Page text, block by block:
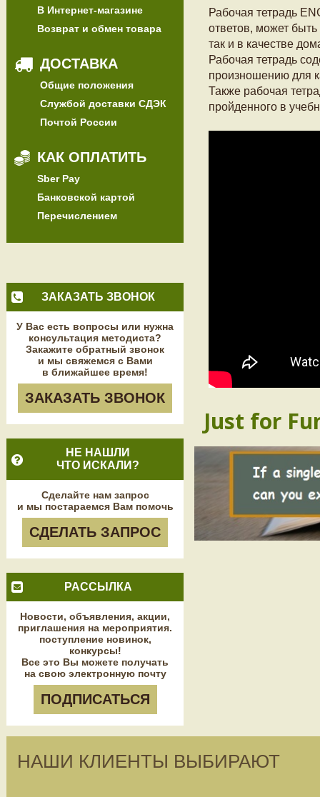
В Интернет-магазине
Возврат и обмен товара
ДОСТАВКА
Общие положения
Службой доставки СДЭК
Почтой России
КАК ОПЛАТИТЬ
Sber Pay
Банковской картой
Перечислением
ЗАКАЗАТЬ ЗВОНОК
У Вас есть вопросы или нужна
консультация методиста?
Закажите обратный звонок
и мы свяжемся с Вами
в ближайшее время!
ЗАКАЗАТЬ ЗВОНОК
НЕ НАШЛИ
ЧТО ИСКАЛИ?
Сделайте нам запрос
и мы постараемся Вам помочь
СДЕЛАТЬ ЗАПРОС
РАССЫЛКА
Новости, объявления, акции,
приглашения на мероприятия.
поступление новинок,
конкурсы!
Все это Вы можете получать
на свою электронную почту
ПОДПИСАТЬСЯ
Рабочая тетрадь
ответов, может быть
так и в качестве
Рабочая тетрадь
произношению для
Также рабочая
пройденного в
Just for
НАШИ КЛИЕНТЫ ВЫБИРАЮТ